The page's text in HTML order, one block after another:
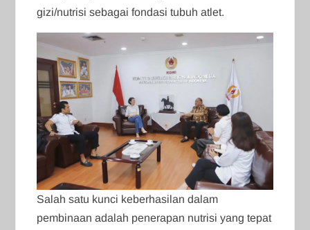
gizi/nutrisi sebagai fondasi tubuh atlet.
Salah satu kunci keberhasilan dalam
pembinaan adalah penerapan nutrisi yang tepat